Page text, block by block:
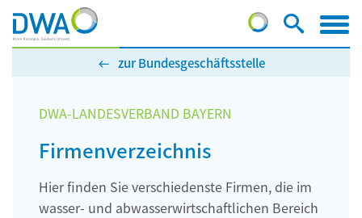
zur Bundesgeschäftsstelle
DWA-LANDESVERBAND BAYERN
Firmenverzeichnis
Hier finden Sie verschiedenste Firmen, die im
wasser- und abwasserwirtschaftlichen Bereich